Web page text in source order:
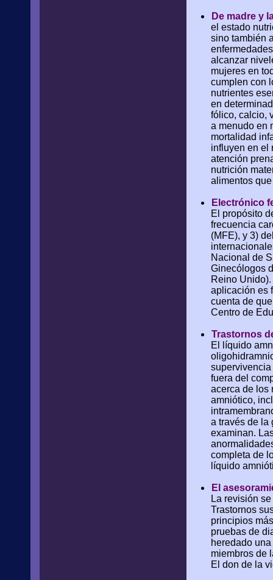
De madre y
el estado
sino también
alcanzar
mujeres en
cumplen con
nutrientes
en
fólico, calcio,
a menudo en
mortalidad
influyen en el
atención
nutrición
alimentos
Electrónico
El propósito
frecuencia
(MFE), y 3)
Nacional de
Ginecólogos
Reino
aplicación es
cuenta de
Centro de
Trastornos
El líquido
fuera del
acerca de los
amniótico,
a través de la
examinan.
completa de
líquido
El
La revisión
Trastornos
principios
pruebas de
heredado
miembros de
El don de la